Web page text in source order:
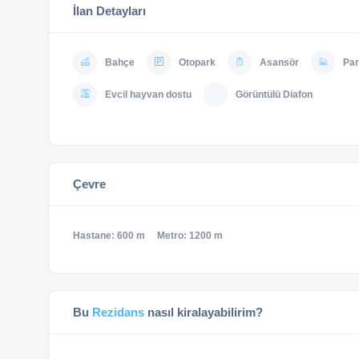
İlan Detayları
Bahçe Otopark Asansör
Evcil hayvan dostu Görüntülü Diafon
Çevre
Hastane: 600 m Metro: 1200 m
Bu Rezidans nasıl kiralayabilirim?